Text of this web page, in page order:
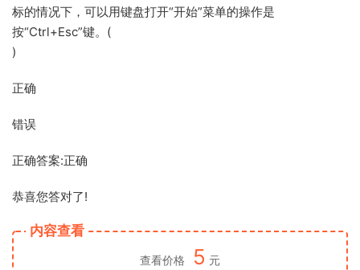
标的情况下，可以用键盘打开“开始”菜单的操作是
按“Ctrl+Esc”键。(
)
正确
错误
正确答案:正确
恭喜您答对了!
内容查看
查看价格 5 元